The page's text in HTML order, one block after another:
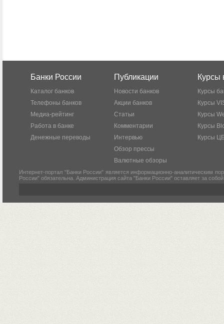
Банки России
Каталог банков
Телефоны банков
Медиа-рейтинг
Работа в банке
Денежные переводы
Публикации
Новости банков
Акции банков
Статьи
Комментарии
Интервью
Обзор прессы
Валютные обзоры
Курсы
Курсы
Курсы
Курсы
Курсы
Курсы
Интернет-портал "Банки России" является информационно-аналитическим
России" обязательна. Администрация сайта "Банки России" оставляет за